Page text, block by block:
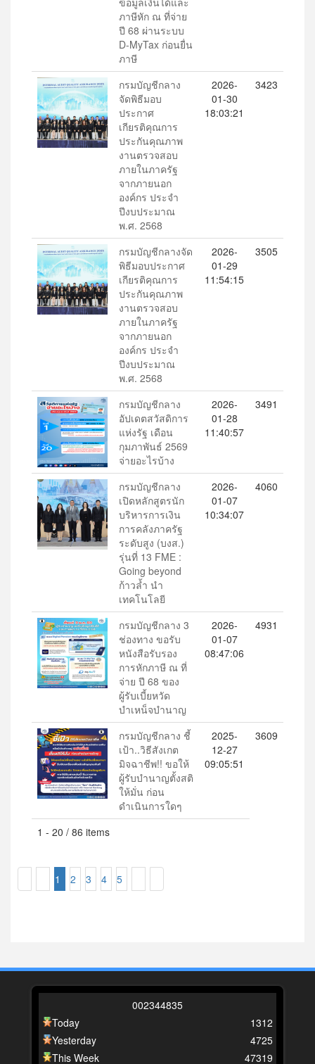
ภาษีหัก ณ ที่จ่าย
ปี 68 ผ่านระบบ
D-MyTax ก่อนยื่น
ภาษี
กรมบัญชีกลาง
จัดพิธีมอบ
ประกาศ
เกียรติคุณการ
ประกันคุณภาพ
งานตรวจสอบ
ภายในภาครัฐ
จากภายนอก
องค์กร ประจำ
ปีงบประมาณ
พ.ศ. 2568
2026-
01-30
18:03:21
3423
กรมบัญชีกลางจัด
พิธีมอบประกาศ
เกียรติคุณการ
ประกันคุณภาพ
งานตรวจสอบ
ภายในภาครัฐ
จากภายนอก
องค์กร ประจำ
ปีงบประมาณ
พ.ศ. 2568
2026-
01-29
11:54:15
3505
กรมบัญชีกลาง
อัปเดตสวัสดิการ
แห่งรัฐ เดือน
กุมภาพันธ์ 2569
จ่ายอะไรบ้าง
2026-
01-28
11:40:57
3491
กรมบัญชีกลาง
เปิดหลักสูตรนัก
บริหารการเงิน
การคลังภาครัฐ
ระดับสูง (บงส.)
รุ่นที่ 13 FME :
Going beyond
ก้าวล้ำ นำ
เทคโนโลยี
2026-
01-07
10:34:07
4060
กรมบัญชีกลาง 3
ช่องทาง ขอรับ
หนังสือรับรอง
การหักภาษี ณ ที่
จ่าย ปี 68 ของ
ผู้รับเบี้ยหวัด
บำเหน็จบำนาญ
2026-
01-07
08:47:06
4931
กรมบัญชีกลาง ชี้
เป้า..วิธีสังเกต
มิจฉาชีพ!! ขอให้
ผู้รับบำนาญตั้งสติ
ให้มั่น ก่อน
ดำเนินการใดๆ
2025-
12-27
09:05:51
3609
1 - 20 / 86 items
1 2 3 4 5
002344835
Today
Yesterday
This Week
1312
4725
47319